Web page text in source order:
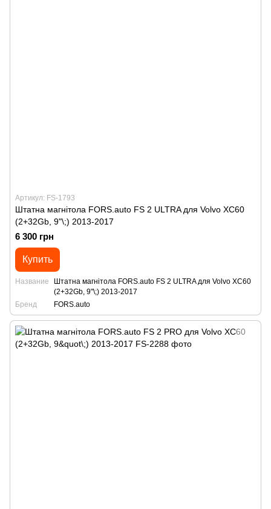
Артикул: FS-1793
Штатна магнітола FORS.auto FS 2 ULTRA для Volvo XC60
(2+32Gb, 9"\;) 2013-2017
6 300 грн
Купить
Название
Штатна магнітола FORS.auto FS 2 ULTRA для Volvo XC60
(2+32Gb, 9"\;) 2013-2017
Бренд
FORS.auto